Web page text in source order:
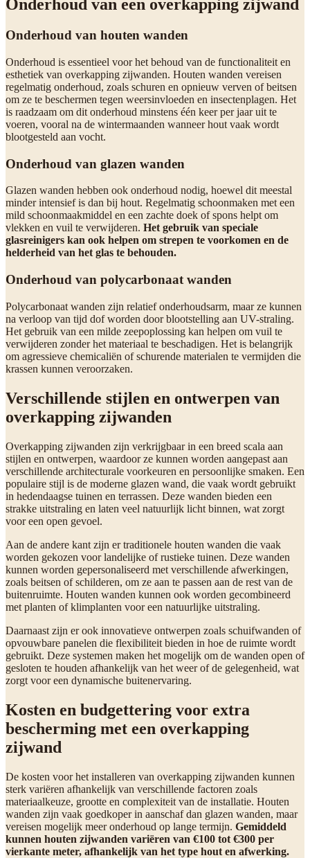
Onderhoud van een overkapping zijwand
Onderhoud van houten wanden
Onderhoud is essentieel voor het behoud van de functionaliteit en
esthetiek van overkapping zijwanden. Houten wanden vereisen
regelmatig onderhoud, zoals schuren en opnieuw verven of beitsen
om ze te beschermen tegen weersinvloeden en insectenplagen. Het
is raadzaam om dit onderhoud minstens één keer per jaar uit te
voeren, vooral na de wintermaanden wanneer hout vaak wordt
blootgesteld aan vocht.
Onderhoud van glazen wanden
Glazen wanden hebben ook onderhoud nodig, hoewel dit meestal
minder intensief is dan bij hout. Regelmatig schoonmaken met een
mild schoonmaakmiddel en een zachte doek of spons helpt om
vlekken en vuil te verwijderen. Het gebruik van speciale
glasreinigers kan ook helpen om strepen te voorkomen en de
helderheid van het glas te behouden.
Onderhoud van polycarbonaat wanden
Polycarbonaat wanden zijn relatief onderhoudsarm, maar ze kunnen
na verloop van tijd dof worden door blootstelling aan UV-straling.
Het gebruik van een milde zeepoplossing kan helpen om vuil te
verwijderen zonder het materiaal te beschadigen. Het is belangrijk
om agressieve chemicaliën of schurende materialen te vermijden die
krassen kunnen veroorzaken.
Verschillende stijlen en ontwerpen van
overkapping zijwanden
Overkapping zijwanden zijn verkrijgbaar in een breed scala aan
stijlen en ontwerpen, waardoor ze kunnen worden aangepast aan
verschillende architecturale voorkeuren en persoonlijke smaken. Een
populaire stijl is de moderne glazen wand, die vaak wordt gebruikt
in hedendaagse tuinen en terrassen. Deze wanden bieden een
strakke uitstraling en laten veel natuurlijk licht binnen, wat zorgt
voor een open gevoel.
Aan de andere kant zijn er traditionele houten wanden die vaak
worden gekozen voor landelijke of rustieke tuinen. Deze wanden
kunnen worden gepersonaliseerd met verschillende afwerkingen,
zoals beitsen of schilderen, om ze aan te passen aan de rest van de
buitenruimte. Houten wanden kunnen ook worden gecombineerd
met planten of klimplanten voor een natuurlijke uitstraling.
Daarnaast zijn er ook innovatieve ontwerpen zoals schuifwanden of
opvouwbare panelen die flexibiliteit bieden in hoe de ruimte wordt
gebruikt. Deze systemen maken het mogelijk om de wanden open of
gesloten te houden afhankelijk van het weer of de gelegenheid, wat
zorgt voor een dynamische buitenervaring.
Kosten en budgettering voor extra
bescherming met een overkapping
zijwand
De kosten voor het installeren van overkapping zijwanden kunnen
sterk variëren afhankelijk van verschillende factoren zoals
materiaalkeuze, grootte en complexiteit van de installatie. Houten
wanden zijn vaak goedkoper in aanschaf dan glazen wanden, maar
vereisen mogelijk meer onderhoud op lange termijn. Gemiddeld
kunnen houten zijwanden variëren van €100 tot €300 per
vierkante meter, afhankelijk van het type hout en afwerking.